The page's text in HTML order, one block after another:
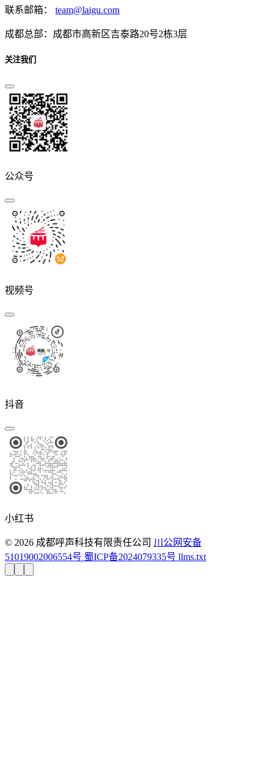
联系邮箱： team@laigu.com
成都总部：成都市高新区吉泰路20号2栋3层
关注我们
公众号
视频号
抖音
小红书
© 2026 成都呼声科技有限责任公司 川公网安备
51019002006554号 蜀ICP备2024079335号 llms.txt